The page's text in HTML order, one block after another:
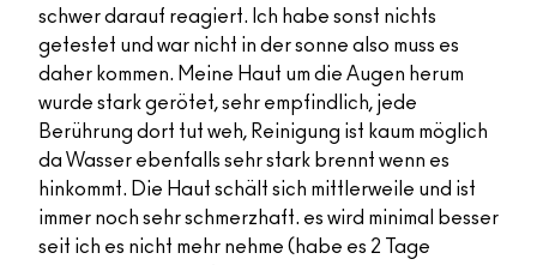
schwer darauf reagiert. Ich habe sonst nichts
getestet und war nicht in der sonne also muss es
daher kommen. Meine Haut um die Augen herum
wurde stark gerötet, sehr empfindlich, jede
Berührung dort tut weh, Reinigung ist kaum möglich
da Wasser ebenfalls sehr stark brennt wenn es
hinkommt. Die Haut schält sich mittlerweile und ist
immer noch sehr schmerzhaft. es wird minimal besser
seit ich es nicht mehr nehme (habe es 2 Tage